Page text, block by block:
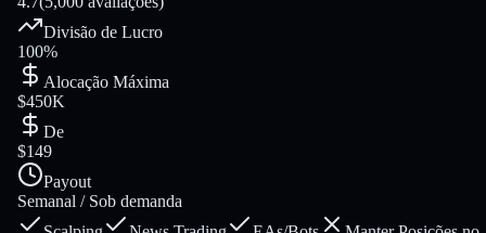
Divisão de Lucro
100%
Alocação Máxima
$450K
De
$149
Payout
Semanal / Sob demanda